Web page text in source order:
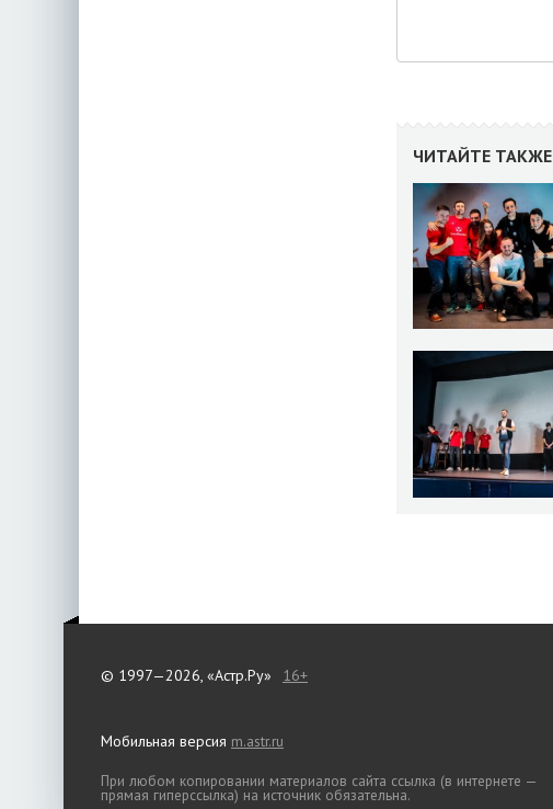
ЧИТАЙТЕ ТАКЖЕ
© 1997—2026, «Астр.Ру» 16+
Мобильная версия m.astr.ru
При любом копировании материалов сайта ссылка (в интернете —
прямая гиперссылка) на источник обязательна.